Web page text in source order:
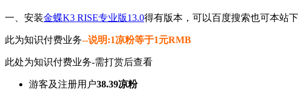
一、安装金蝶K3 RISE专业版13.0得有版本，可以百度搜索也可本站
此为知识付费业务--说明:1凉粉等于1元RMB
此处为知识付费业务-需打赏后查看
游客及注册用户38.39凉粉